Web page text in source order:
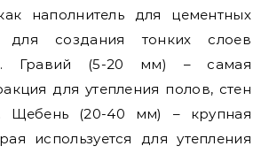
наполнитель для цементных
создания тонких слоев
Гравий (5-20 мм) – самая
для утепления полов, стен
Щебень (20-40 мм) – крупная
используется для утепления